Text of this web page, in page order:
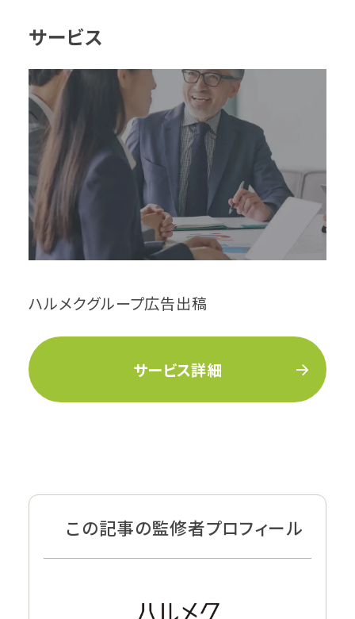
サービス
ハルメクグループ広告出稿
サービス詳細
この記事の監修者プロフィール